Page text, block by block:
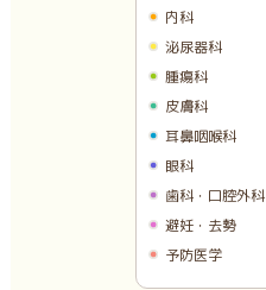
内科
泌尿器科
腫瘍科
皮膚科
耳鼻咽喉科
眼科
歯科・口腔外科
避妊・去勢
予防医学